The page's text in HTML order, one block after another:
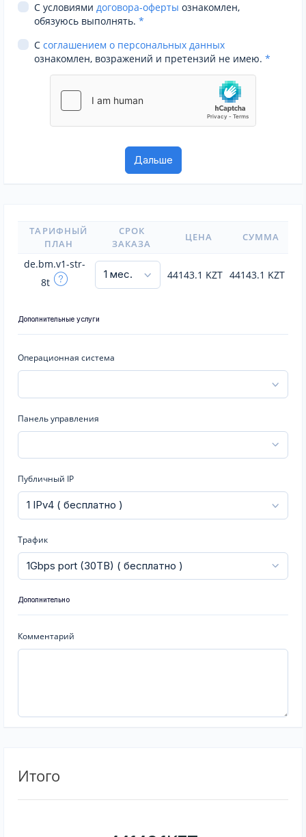
С условиями договора-оферты ознакомлен,
обязуюсь выполнять. *
С соглашением о персональных данных
ознакомлен, возражений и претензий не имею. *
ТАРИФНЫЙ
ПЛАН
СРОК
ЗАКАЗА
ЦЕНА СУММА
de.bm.v1-str-
8t
44143.1 KZT 44143.1 KZT
Дополнительные услуги
Операционная система
Панель управления
Публичный IP
Трафик
Дополнительно
Комментарий
Итого